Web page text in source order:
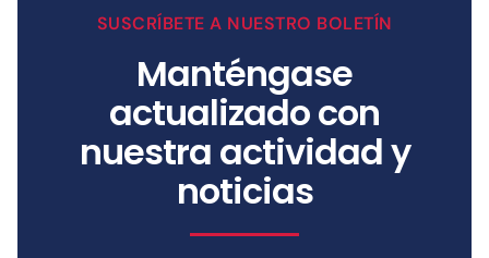
SUSCRÍBETE A NUESTRO BOLETÍN
Manténgase
actualizado con
nuestra actividad y
noticias